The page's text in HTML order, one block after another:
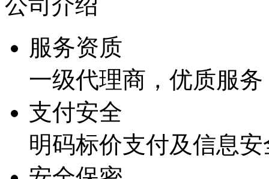
服务资质
一级代理商，优质服务
支付安全
明码标价支付及信息安